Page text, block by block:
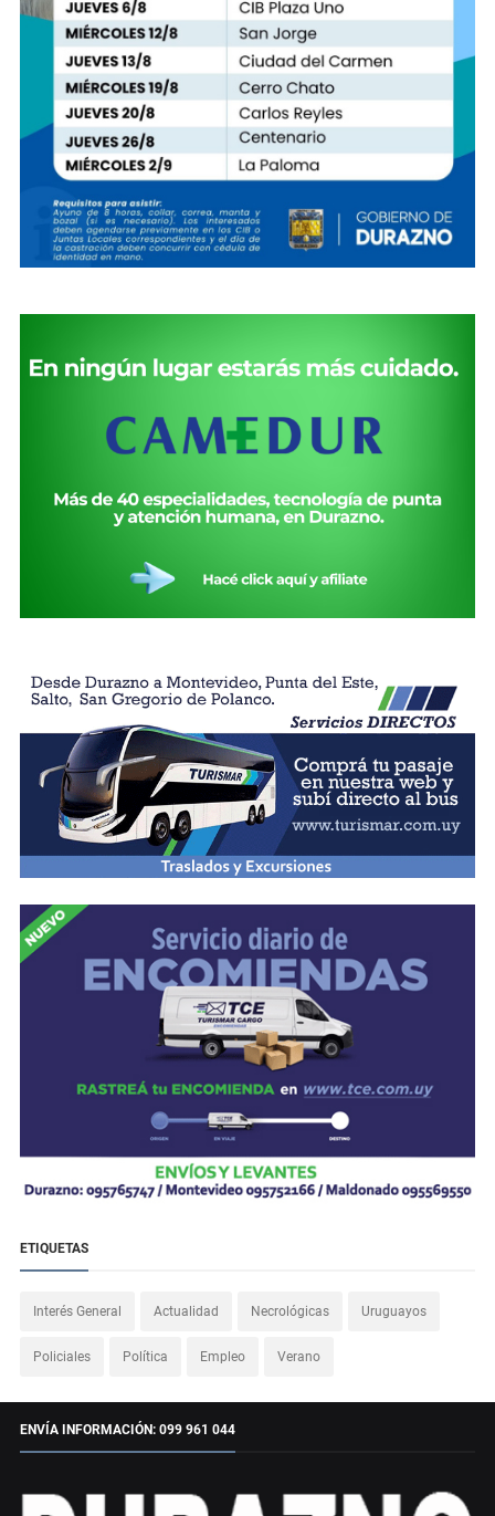
ETIQUETAS
Interés General Actualidad Necrológicas Uruguayos
Policiales Política Empleo Verano
ENVÍA INFORMACIÓN: 099 961 044